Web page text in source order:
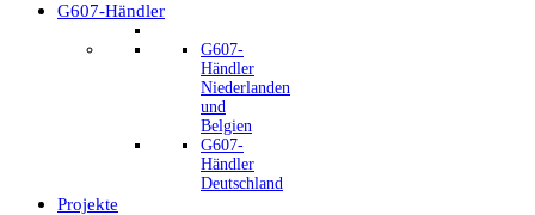
G607-Händler
G607-
Händler
Niederlanden
und
Belgien
G607-
Händler
Deutschland
Projekte